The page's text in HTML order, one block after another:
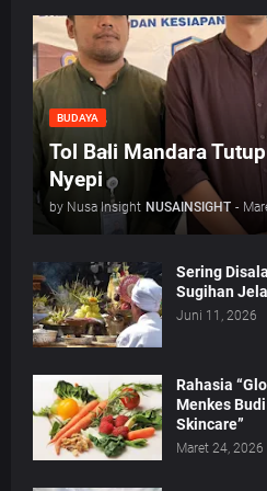
BUDAYA
Tol Bali Mandara
Nyepi
by Nusa Insight NUSAINSIGHT -
Sering
Sugihan
Juni 11, 2026
Rahasia
Menkes
Skincare”
Maret 24, 2026